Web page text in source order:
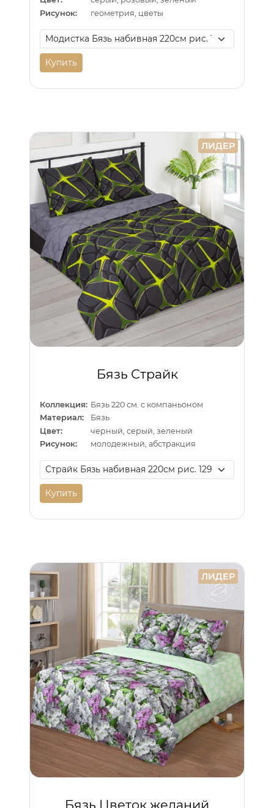
Рисунок:
геометрия, цветы
Купить
ЛИДЕР
Бязь Страйк
Коллекция: Бязь 220 см. с компаньоном
Материал:
Бязь
Цвет:
черный, серый, зеленый
Рисунок:
молодежный, абстракция
Купить
ЛИДЕР
Бязь Цветок желаний